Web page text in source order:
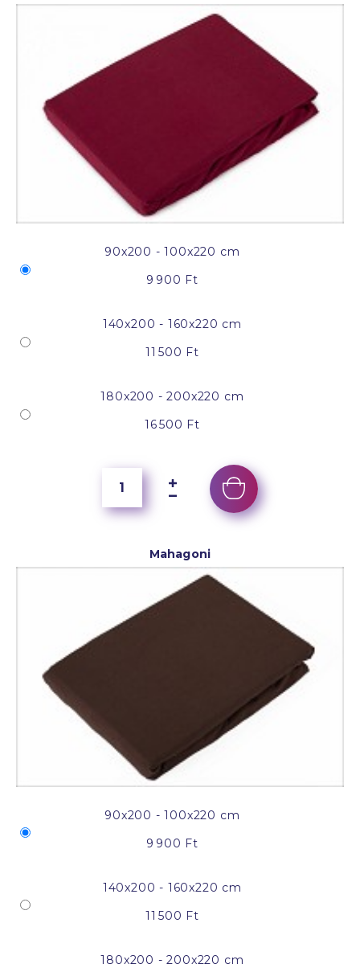
90x200 - 100x220 cm
9 900 Ft
140x200 - 160x220 cm
11 500 Ft
180x200 - 200x220 cm
16 500 Ft
Mahagoni
90x200 - 100x220 cm
9 900 Ft
140x200 - 160x220 cm
11 500 Ft
180x200 - 200x220 cm